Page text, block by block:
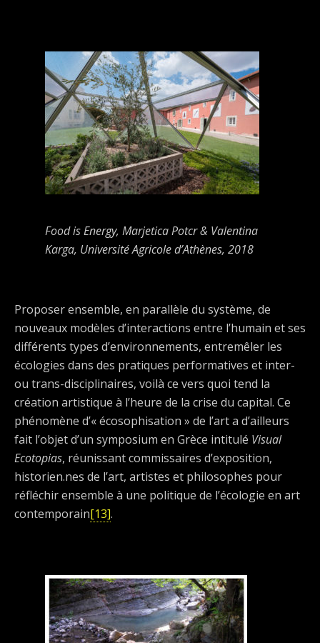
Food is Energy, Marjetica Potcr & Valentina
Karga, Université Agricole d’Athènes, 2018
Proposer ensemble, en parallèle du système, de
nouveaux modèles d’interactions entre l’humain et ses
différents types d’environnements, entremêler les
écologies dans des pratiques performatives et inter-
ou trans-disciplinaires, voilà ce vers quoi tend la
création artistique à l’heure de la crise du capital. Ce
phénomène d’« écosophisation » de l’art a d’ailleurs
fait l’objet d’un symposium en Grèce intitulé Visual
Ecotopias, réunissant commissaires d’exposition,
historien.nes de l’art, artistes et philosophes pour
réfléchir ensemble à une politique de l’écologie en art
contemporain[13].